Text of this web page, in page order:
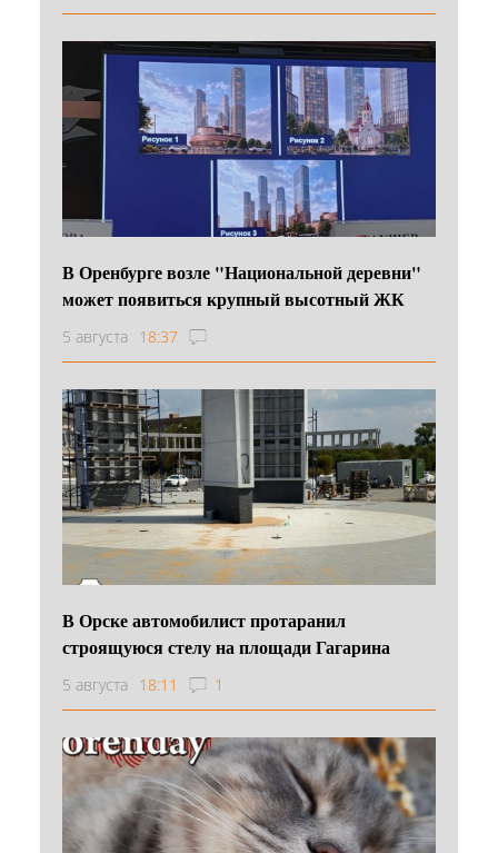
В Оренбурге возле "Национальной деревни"
может появиться крупный высотный ЖК
5 августа 18:37
В Орске автомобилист протаранил
строящуюся стелу на площади Гагарина
5 августа 18:11 1